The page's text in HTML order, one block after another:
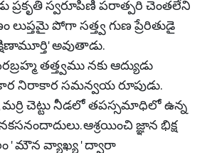
ప్రకృతి స్వరూపిణి పరాత్పరి చెంతలేని
పోగా సత్త్వ గుణ ప్రేరితుడై
అవుతాడు.
తత్త్వము నకు ఆద్యుడు
నిరాకార సమన్వయ రూపుడు.
మర్రి చెట్టు నీడలో తపస్సమాధిలో ఉన్న
ఆశ్రయించి జ్ఞాన భిక్ష
' మౌన వ్యాఖ్య ' ద్వారా